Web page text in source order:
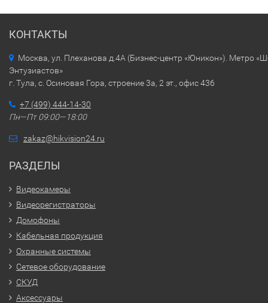
КОНТАКТЫ
Москва, ул. Плеханова д.4А (Бизнес-центр «Юникон»). Метро
Энтузиастов»
г. Тула, с. Осиновая Гора, строение 3а, 2 эт., офис 436
+7 (499) 444-14-30
Пн—Пт 09:00—18:00
zakaz@hikvision24.ru
РАЗДЕЛЫ
Видеокамеры
Видеорегистраторы
Домофоны
Кабельная продукция
Охранные системы
Сетевое оборудование
СКУД
Аксессуары